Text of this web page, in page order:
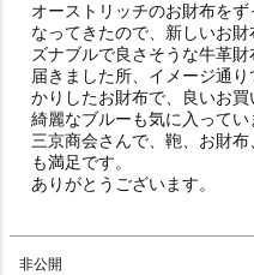
オーストリッチのお財布を
なってきたので、新しいお
ズナブルで良さそうな牛革財
届きました所、イメージ通
かりしたお財布で、良いお買
綺麗なブルーも気に入ってい
三京商会さんで、鞄、お財
も満足です。
ありがとうございます。
非公開